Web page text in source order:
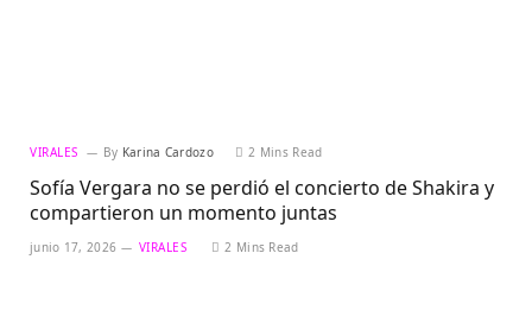
VIRALES By Karina Cardozo 2 Mins Read
Sofía Vergara no se perdió el concierto de Shakira y
compartieron un momento juntas
junio 17, 2026 VIRALES 2 Mins Read